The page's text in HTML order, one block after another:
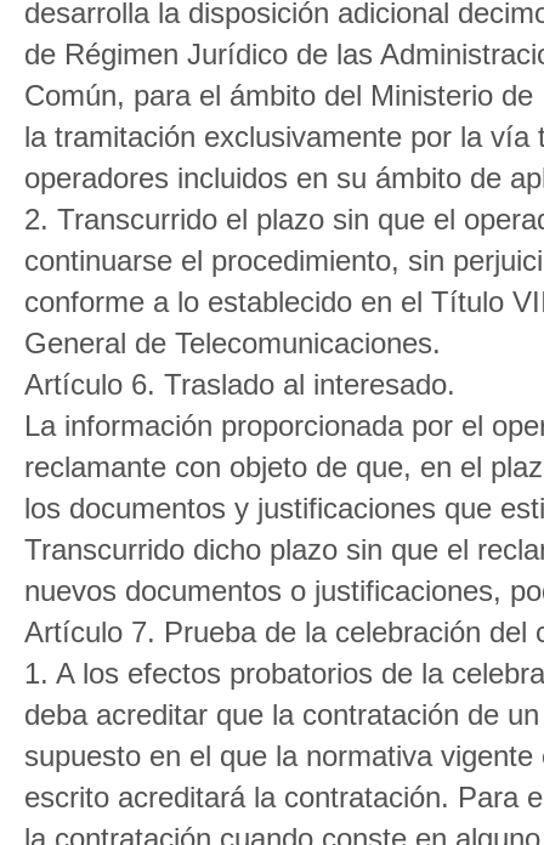
desarrolla la disposición adicional
de Régimen Jurídico de las
Común, para el ámbito del Ministerio
la tramitación exclusivamente por la
operadores incluidos en su ámbito de
2. Transcurrido el plazo sin que el
continuarse el procedimiento, sin
conforme a lo establecido en el Título
General de Telecomunicaciones.
Artículo 6. Traslado al interesado.
La información proporcionada por el
reclamante con objeto de que, en el
los documentos y justificaciones que
Transcurrido dicho plazo sin que el
nuevos documentos o justificaciones,
Artículo 7. Prueba de la celebración del
1. A los efectos probatorios de la
deba acreditar que la contratación de
supuesto en el que la normativa
escrito acreditará la contratación. Para
la contratación cuando conste en